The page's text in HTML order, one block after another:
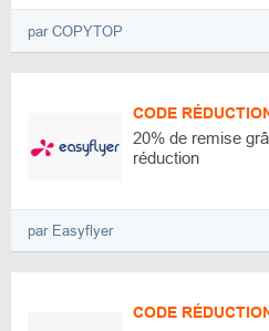
par COPYTOP
CODE
20% de remise
réduction
par Easyflyer
CODE